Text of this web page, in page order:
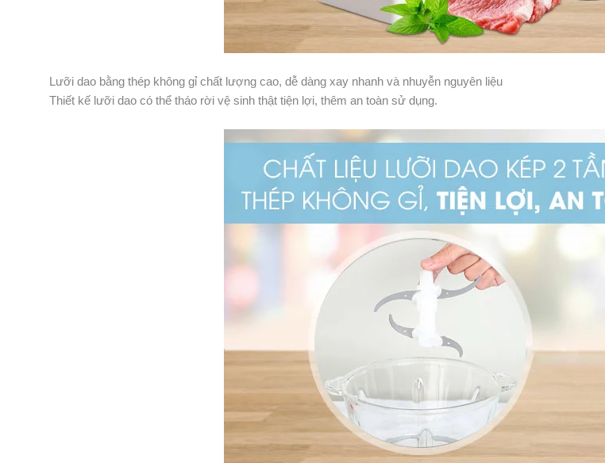
Lưỡi dao bằng thép không gỉ chất lượng cao, dễ dàng xay nhanh và nhuyễn nguyên liệu
Thiết kế lưỡi dao có thể tháo rời vệ sinh thật tiện lợi, thêm an toàn sử dụng.